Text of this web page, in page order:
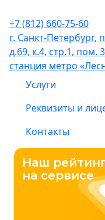
+7 (812) 660-75-60
г. Санкт-
д.69, к.4, стр.1, пом.
станция метро
Услуги
Реквизиты и
Контакты